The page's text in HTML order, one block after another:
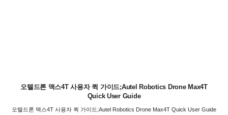
오텔드론 맥스4T 사용자 퀵 가이드;Autel Robotics Drone Max4T
Quick User Guide
오텔드론 맥스4T 사용자 퀵 가이드;Autel Robotics Drone Max4T Quick User Guide